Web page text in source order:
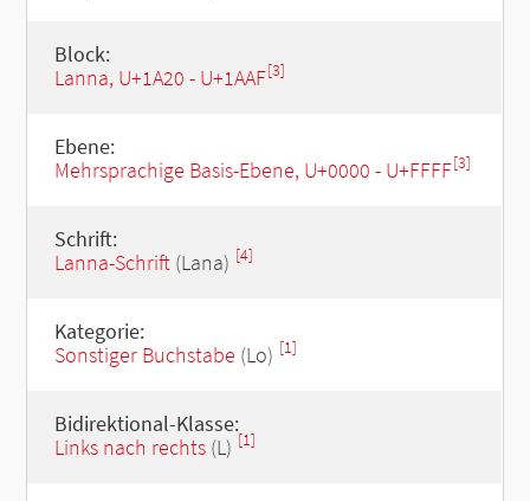
Block:
Lanna, U+1A20 - U+1AAF[3]
Ebene:
Mehrsprachige Basis-Ebene, U+0000 - U+FFFF[3]
Schrift:
Lanna-Schrift(Lana) [4]
Kategorie:
Sonstiger Buchstabe (Lo) [1]
Bidirektional-Klasse:
Links nach rechts(L) [1]